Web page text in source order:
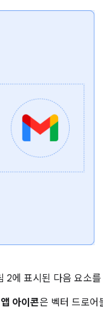
2에 표시된 다음 요소
앱 아이콘은 벡터 드로어